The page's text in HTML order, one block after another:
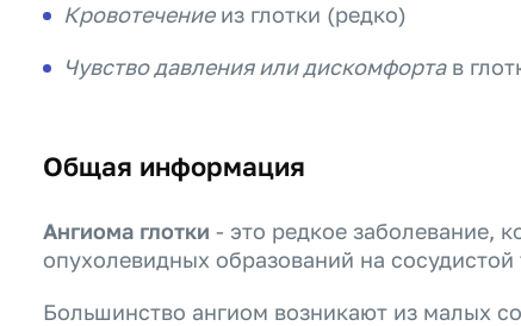
Кровотечениеиз глотки (редко)
Чувство давления или дискомфортав
Общая информация
Ангиома глотки - это редкое заболевание,
опухолевидных образований на сосудистой
Большинство ангиом возникают из малых